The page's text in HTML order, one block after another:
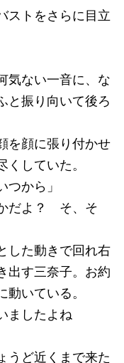
ストをさらに目立
気ない一音に、な
と振り向いて後ろ
を顔に張り付かせ
していた。
つから」
だよ？ そ、そ
した動きで回れ右
出す三奈子。お約
いている。
ましたよね
うど近くまで来た